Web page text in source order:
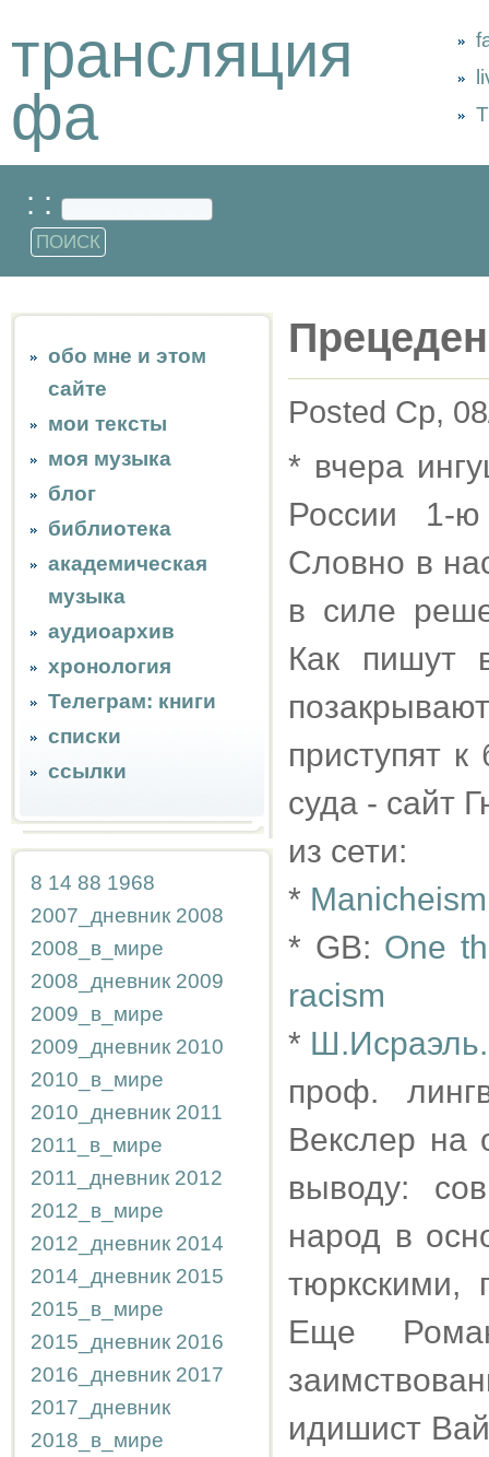
трансляция
фа
: :
обо мне и этом
сайте
мои тексты
моя музыка
блог
библиотека
академическая
музыка
аудиоархив
хронология
Телеграм: книги
списки
ссылки
8 14 88 1968
2007_дневник 2008
2008_в_мире
2008_дневник 2009
2009_в_мире
2009_дневник 2010
2010_в_мире
2010_дневник 2011
2011_в_мире
2011_дневник 2012
2012_в_мире
2012_дневник 2014
2014_дневник 2015
2015_в_мире
2015_дневник 2016
2016_дневник 2017
2017_дневник
2018_в_мире
Posted Ср,
* вчера
России 1-
Словно в
в силе
Как пишут
приступят
суда - сайт
из сети:
*
* GB: One
racism
* Ш.Исраэль.
проф.
Векслер на
выводу:
народ в
тюркскими,
Еще
идишист